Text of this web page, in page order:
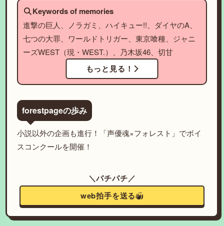
Keywords of memories
進撃の巨人、ノラガミ、ハイキュー!!、ダイヤのA、
七つの大罪、ワールドトリガー、東京喰種、ジャニ
ーズWEST（現・WEST.）、乃木坂46、切甘
もっと見る！
forestpageの歩み
小説以外の企画も進行！「声優魂×フォレスト」でボイ
スコンクールを開催！
＼パチパチ／
web拍手を送る